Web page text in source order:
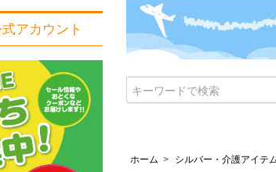
ホーム > シルバー・介護アイテ
アカウント